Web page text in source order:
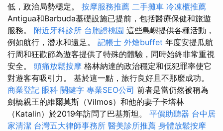
低，政治局勢穩定。 按摩服務推薦 二手攤車 冷凍櫃推薦
Antigua和Barbuda基礎設施已提前，包括醫療保健和旅遊
服務。 附近牙科診所 台胞證桃園 這些島嶼提供各種活動，
例如航行，潛水和遠足。 記帳士 外燴buffet 年度安提瓜航
行周和狂歡節為遊客提供了特殊的體驗，同時始終非常重視
安全。 頭痛放鬆按摩 格林納達的政治穩定和低犯罪率使它
對遊客有吸引力。 基於這一點，旅行良好且不那麼成功。
商業登記 眼科 關鍵字 專業SEO公司 前者是當仍然被稱為
劍橋親王的維爾莫斯（Vilmos）和他的妻子卡塔林
（Katalin）於2019年訪問了巴基斯坦。 平價助聽器 台中居
家清潔 台灣五大律師事務所 醫美診所推薦 身體放鬆按摩